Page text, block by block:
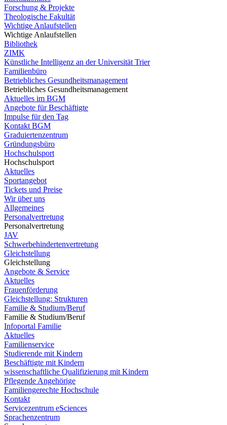
Forschung & Projekte
Theologische Fakultät
Wichtige Anlaufstellen
Wichtige Anlaufstellen
Bibliothek
ZIMK
Künstliche Intelligenz an der Universität Trier
Familienbüro
Betriebliches Gesundheitsmanagement
Betriebliches Gesundheitsmanagement
Aktuelles im BGM
Angebote für Beschäftigte
Impulse für den Tag
Kontakt BGM
Graduiertenzentrum
Gründungsbüro
Hochschulsport
Hochschulsport
Aktuelles
Sportangebot
Tickets und Preise
Wir über uns
Allgemeines
Personalvertretung
Personalvertretung
JAV
Schwerbehindertenvertretung
Gleichstellung
Gleichstellung
Angebote & Service
Aktuelles
Frauenförderung
Gleichstellung: Strukturen
Familie & Studium/Beruf
Familie & Studium/Beruf
Infoportal Familie
Aktuelles
Familienservice
Studierende mit Kindern
Beschäftigte mit Kindern
wissenschaftliche Qualifizierung mit Kindern
Pflegende Angehörige
Familiengerechte Hochschule
Kontakt
Servicezentrum eSciences
Sprachenzentrum